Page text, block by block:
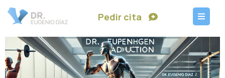
Pedir cita